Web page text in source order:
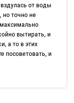
от воды
но точно не
вытирать, и
а то в этих
посоветовать, и